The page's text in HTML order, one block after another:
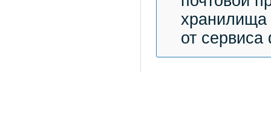
хранилища
от сервиса